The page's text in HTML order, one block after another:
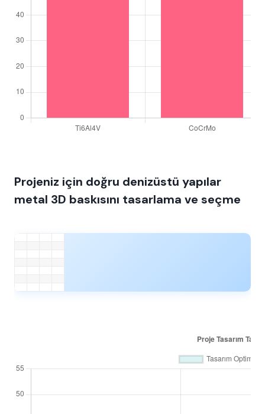
Projeniz için doğru denizüstü yapılar
metal 3D baskısını tasarlama ve seçme